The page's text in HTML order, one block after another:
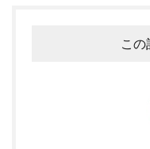
この